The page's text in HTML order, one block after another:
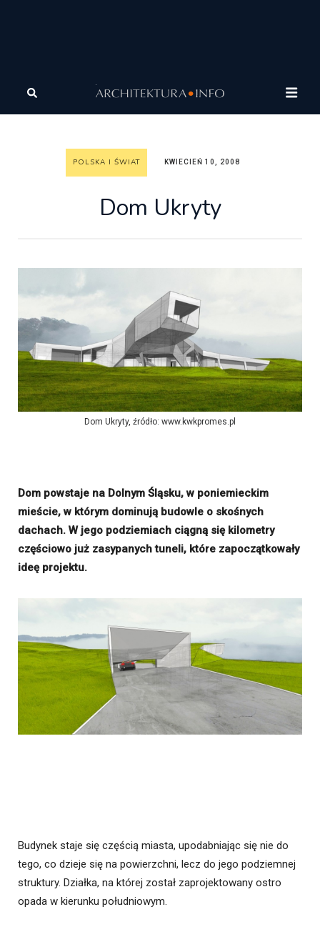
Architektura
Ukryty
POLSKA I ŚWIAT KWIECIEŃ 10, 2008
Dom Ukryty
Dom Ukryty, źródło: www.kwkpromes.pl
Dom powstaje na Dolnym Śląsku, w poniemieckim
mieście, w którym dominują budowle o skośnych
dachach. W jego podziemiach ciągną się kilometry
częściowo już zasypanych tuneli, które zapoczątkowały
ideę projektu.
Budynek staje się częścią miasta, upodabniając się nie do
tego, co dzieje się na powierzchni, lecz do jego podziemnej
struktury. Działka, na której został zaprojektowany ostro
opada w kierunku południowym.